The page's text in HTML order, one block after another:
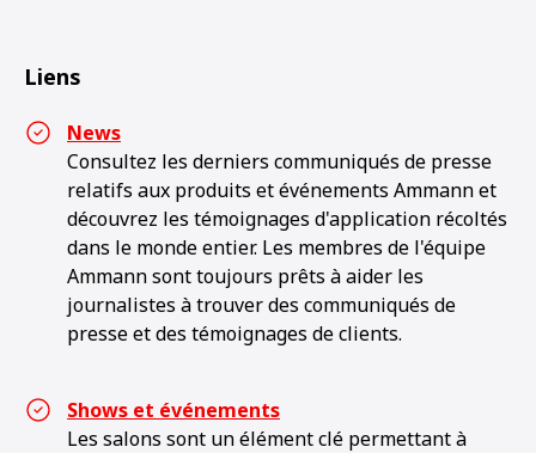
Liens
News
Consultez les derniers communiqués de presse
relatifs aux produits et événements Ammann et
découvrez les témoignages d'application récoltés
dans le monde entier. Les membres de l'équipe
Ammann sont toujours prêts à aider les
journalistes à trouver des communiqués de
presse et des témoignages de clients.
Shows et événements
Les salons sont un élément clé permettant à